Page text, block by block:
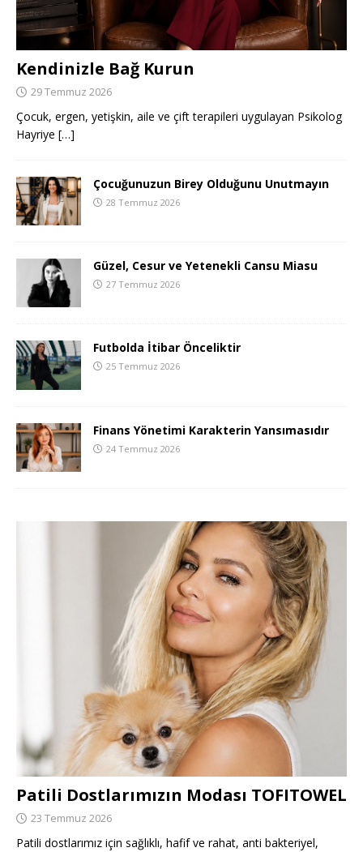
Kendinizle Bağ Kurun
29 Temmuz 2026
Çocuk, ergen, yetişkin, aile ve çift terapileri uygulayan Psikolog
Hayriye […]
Çocuğunuzun Birey Olduğunu Unutmayın
28 Temmuz 2026
Güzel, Cesur ve Yetenekli Cansu Miasu
27 Temmuz 2026
Futbolda İtibar Önceliktir
25 Temmuz 2026
Finans Yönetimi Karakterin Yansımasıdır
24 Temmuz 2026
Patili Dostlarımızın Modası TOFITOWEL
23 Temmuz 2026
Patili dostlarımız için sağlıklı, hafif ve rahat, anti bakteriyel,